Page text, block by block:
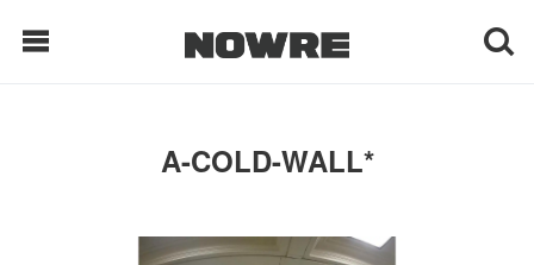
每日鲜榨
现客视点
A-COLD-WALL*